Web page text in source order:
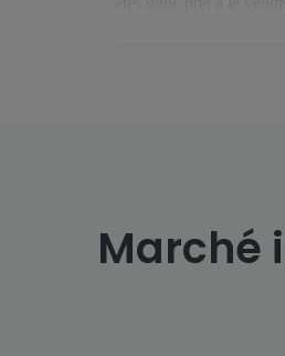
pose désormais : faut-
financièrement
Marché